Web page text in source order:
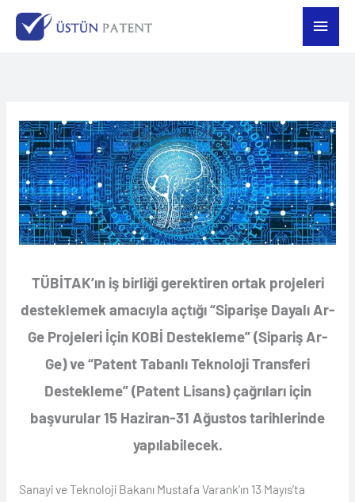
İçeriğe
atla
Ana
TÜBİTAK’ın iş birliği gerektiren ortak projeleri
desteklemek amacıyla açtığı “Siparişe Dayalı Ar-
Ge Projeleri İçin KOBİ Destekleme” (Sipariş Ar-
Ge) ve “Patent Tabanlı Teknoloji Transferi
Destekleme” (Patent Lisans) çağrıları için
başvurular 15 Haziran-31 Ağustos tarihlerinde
yapılabilecek.
Sanayi ve Teknoloji Bakanı Mustafa Varank’ın 13 Mayıs’ta